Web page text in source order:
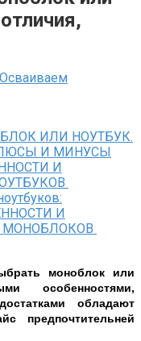
Осваиваем
ИЛИ НОУТБУК.
И МИНУСЫ
И
И
моноблок или
особенностями,
обладают
предпочтительней